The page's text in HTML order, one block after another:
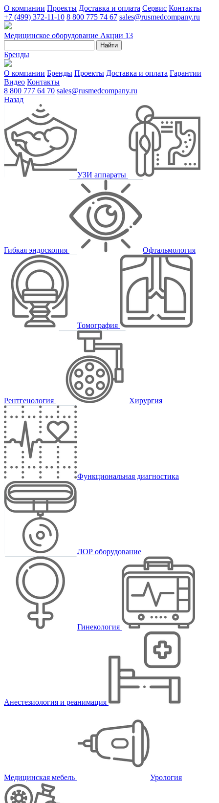
О компании Проекты Доставка и оплата Сервис Контакты
+7 (499) 372-11-10 8 800 775 74 67 sales@rusmedcompany.ru
Медицинское оборудование Акции 13
Найти
Бренды
О компании Бренды Проекты Доставка и оплата Гарантии
Видео Контакты
8 800 777 64 70 sales@rusmedcompany.ru
Назад
УЗИ аппараты
Гибкая эндоскопия Офтальмология
Томография
Рентгенология Хирургия
Функциональная диагностика
ЛОР оборудование
Гинекология
Анестезиология и реанимация
Медицинская мебель Урология